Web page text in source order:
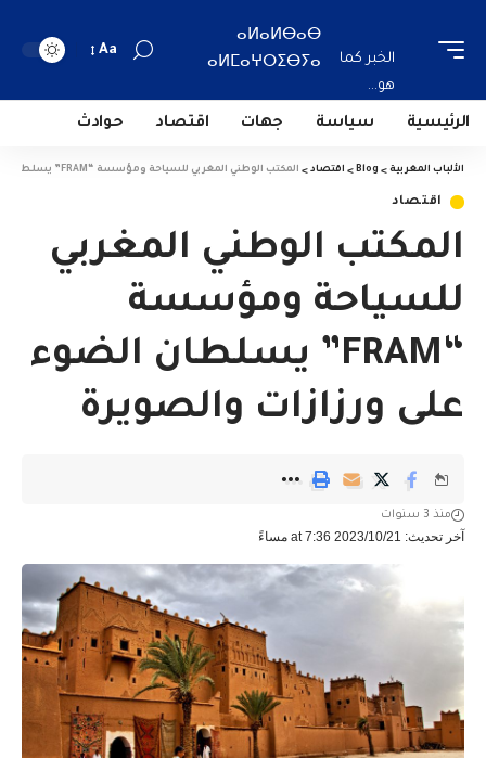
الخبر كما
هو...
ⴰⵍⴰⵍⴱⴰⴱ
ⴰⵍⵎⴰⵖⵔⵉⴱⵢⴰ
Aa
الرئيسية سياسة جهات اقتصاد حوادث
الألباب المغربية >
Blog
> اقتصاد > المكتب الوطني المغربي للسياحة ومؤسسة “FRAM” يسلطان الضوء على ورزازات والصويرة
اقتصاد
المكتب الوطني المغربي
للسياحة ومؤسسة
“FRAM” يسلطان الضوء
على ورزازات والصويرة
آخر تحديث: 2023/10/21 at 7:36 مساءً
منذ 3 سنوات